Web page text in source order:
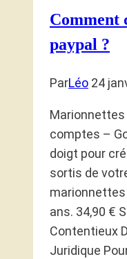
Comment
paypal ?
ParLéo 24
Marionnettes
comptes –
doigt pour
sortis de
marionnettes
ans. 34,90 €
Contentieux
Juridique